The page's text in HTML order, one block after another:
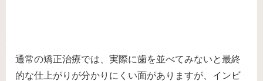
通常の矯正治療では、実際に歯を並べてみないと最終
的な仕上がりが分かりにくい面がありますが、インビ